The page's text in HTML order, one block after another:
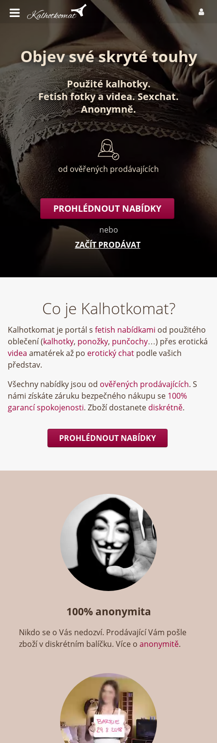
Objev své skryté touhy
Použité kalhotky.
Fetish fotkyavidea.Sexchat.
Anonymně.
od ověřených prodávajících
PROHLÉDNOUT NABÍDKY
nebo
ZAČÍT PRODÁVAT
Co je Kalhotkomat?
Kalhotkomat je portál s fetish nabídkami od použitého
oblečení (kalhotky, ponožky, punčochy…) přes erotická
videa amatérek až po erotický chat podle vašich
představ.
Všechny nabídky jsou od ověřených prodávajících. S
námi získáte záruku bezpečného nákupu se 100%
garancí spokojenosti. Zboží dostanete diskrétně.
PROHLÉDNOUT NABÍDKY
100% anonymita
Nikdo se o Vás nedozví. Prodávající Vám pošle
zboží v diskrétním balíčku. Více oanonymitě.